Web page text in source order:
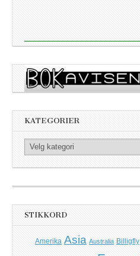
KATEGORIER
Kategorier
STIKKORD
Amerika Asia Australia Billigfly